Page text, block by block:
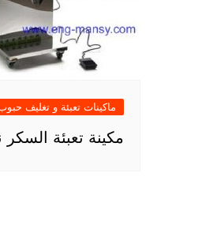
ماكينات تعبئة و تغليف
مكينة تعبئة